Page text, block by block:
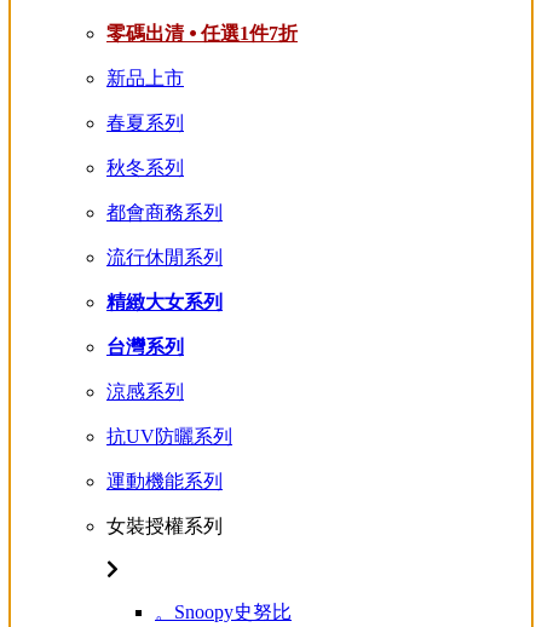
零碼出清 ⦁ 任選1件7折
新品上市
春夏系列
秋冬系列
都會商務系列
流行休閒系列
精緻大女系列
台灣系列
涼感系列
抗UV防曬系列
運動機能系列
女裝授權系列
。Snoopy史努比